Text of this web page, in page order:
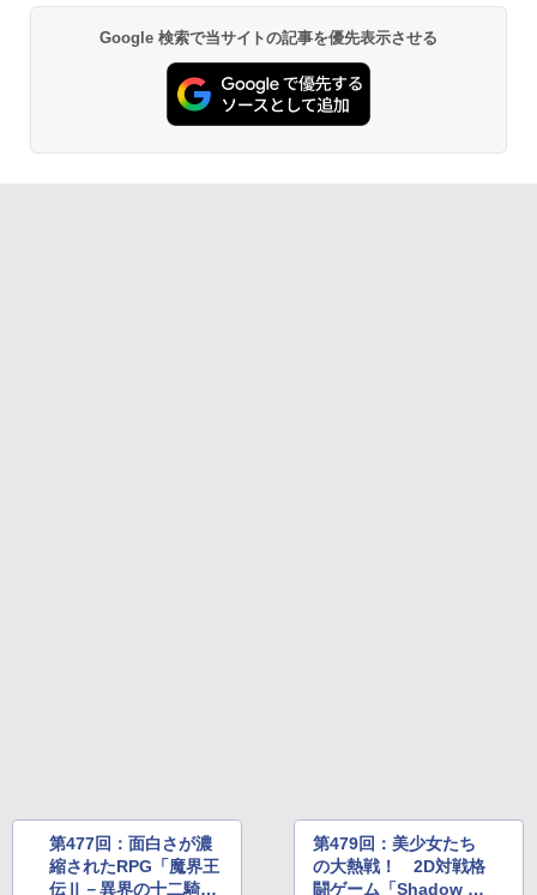
Google 検索で当サイトの記事を優先表示させる
第477回：面白さが濃
縮されたRPG「魔界王
伝Ⅱ－異界の十二騎士
第479回：美少女たち
の大熱戦！ 2D対戦格
闘ゲーム「Shadow Ar